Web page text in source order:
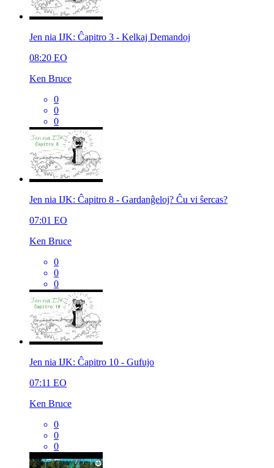
Jen nia IJK: Ĉapitro 3 - Kelkaj Demandoj
08:20 EO
Ken Bruce
0
0
0
Jen nia IJK: Ĉapitro 8 - Gardanĝeloj? Ĉu vi ŝercas?
07:01 EO
Ken Bruce
0
0
0
Jen nia IJK: Ĉapitro 10 - Gufujo
07:11 EO
Ken Bruce
0
0
0